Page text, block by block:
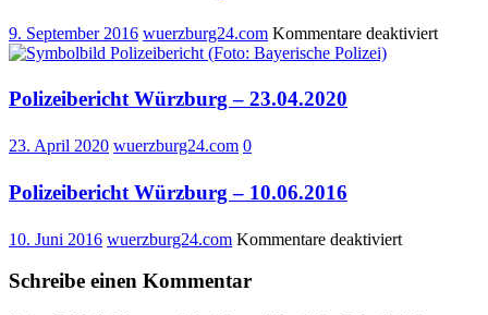
9. September 2016 wuerzburg24.com Kommentare deaktiviertfür
Polizeibericht Würzburg – 23.04.2020
23. April 2020 wuerzburg24.com 0
Polizeibericht Würzburg – 10.06.2016
10. Juni 2016 wuerzburg24.com Kommentare deaktiviertfür
Schreibe einen Kommentar